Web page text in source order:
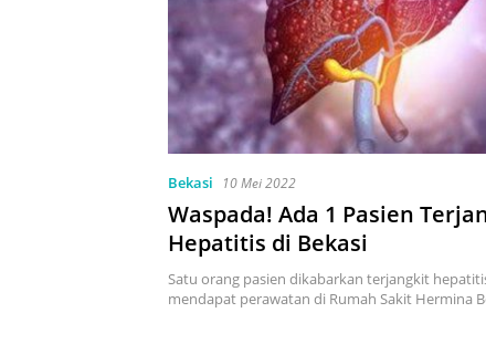
Bekasi 10 Mei 2022
Waspada! Ada 1 Pasien
Hepatitis di Bekasi
Satu orang pasien dikabarkan terjangkit
mendapat perawatan di Rumah Sakit Hermina